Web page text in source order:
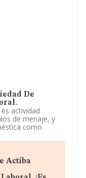
De
actividad
de menaje, y
como
de regalo y, en
cnae 4711.
está inscrita
Limitada. La
a 'Comercio
Actiba